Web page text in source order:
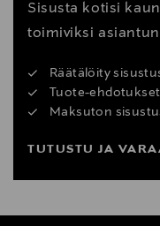
Sisusta kotisi
toimiviksi
Räätälöity
Tuote-
Maksuton
TUTUSTU JA